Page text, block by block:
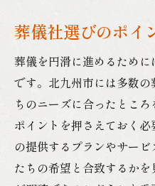
葬儀社選びのポイ
葬儀を円滑に進めるため
です。北九州市には多数
ちのニーズに合ったとこ
ポイントを押さえておく
の提供するプランやサー
たちの希望と合致するか